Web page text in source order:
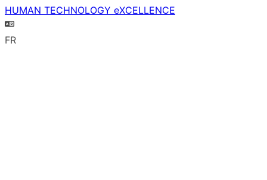
HUMAN TECHNOLOGY eXCELLENCE
FR